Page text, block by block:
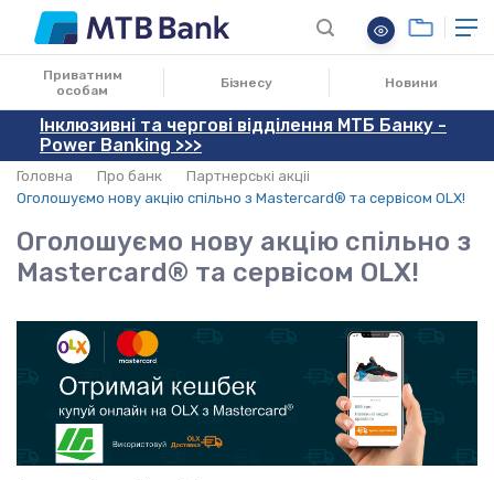
Приватним
особам
Бізнесу Новини
Інклюзивні та чергові відділення МТБ Банку -
Power Banking >>>
Головна Про банк
Партнерські акціі
Оголошуємо нову акцію спільно з Mastercard® та сервісом OLX!
Оголошуємо нову акцію спільно з
Mastercard® та сервісом OLX!
30.01.2020